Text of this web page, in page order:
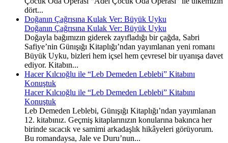
dört...
Doğanın Çağrısına Kulak Ver: Büyük Uyku
Doğanın Çağrısına Kulak Ver: Büyük Uyku
Doğayla bağımızın giderek zayıfladığı bir çağda, Sabri
Safiye’nin Günışığı Kitaplığı’ndan yayımlanan yeni romanı
Büyük Uyku, bizleri hem içsel hem çevresel bir uyanışa davet
ediyor. Kitabın...
Hacer Kılcıoğlu ile “Leb Demeden Leblebi” Kitabını
Konuştuk
Hacer Kılcıoğlu ile “Leb Demeden Leblebi” Kitabını
Konuştuk
Leb Demeden Leblebi, Günışığı Kitaplığı’ndan yayımlanan
12. kitabınız. Geçmiş kitaplarınızın konularına bakınca her
birinde sıcacık ve samimi arkadaşlık hikâyeleri görüyorum.
Bu romandaysa, Jale ve Duru’nun...